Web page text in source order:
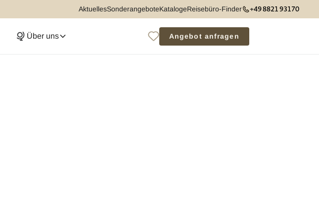
AktuellesSonderangeboteKatalogeReisebüro-Finder +49 8821 93170
Über uns Angebot anfragen